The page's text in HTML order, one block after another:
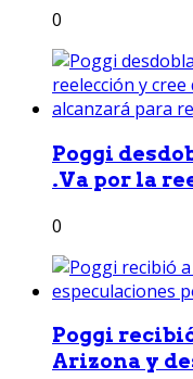
0
Poggi
.Va por la
0
Poggi
Arizona y